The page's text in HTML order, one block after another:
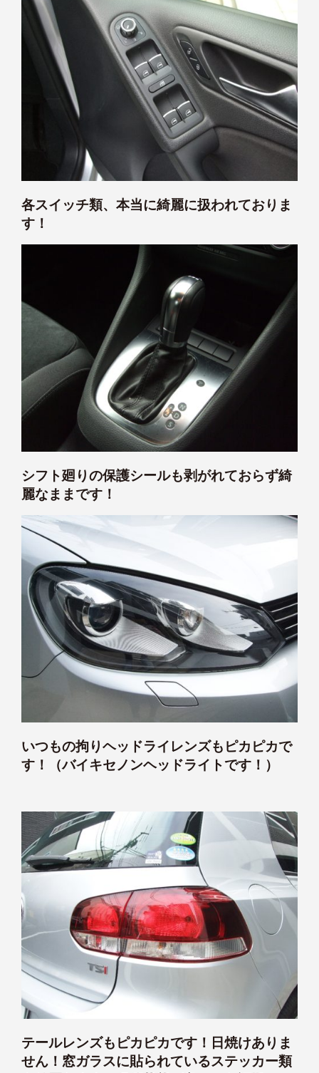
各スイッチ類、本当に綺麗に扱われておりま
す！
シフト廻りの保護シールも剥がれておらず綺
麗なままです！
いつもの拘りヘッドライレンズもピカピカで
す！（バイキセノンヘッドライトです！）
テールレンズもピカピカです！日焼けありま
せん！窓ガラスに貼られているステッカー類